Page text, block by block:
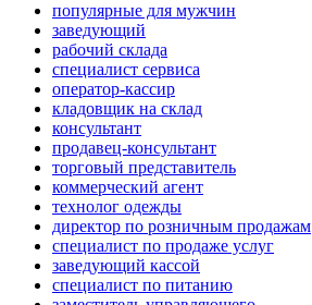
популярные для мужчин
заведующий
рабочий склада
специалист сервиса
оператор-кассир
кладовщик на склад
консультант
продавец-консультант
торговый представитель
коммерческий агент
технолог одежды
директор по розничным продажам
специалист по продаже услуг
заведующий кассой
специалист по питанию